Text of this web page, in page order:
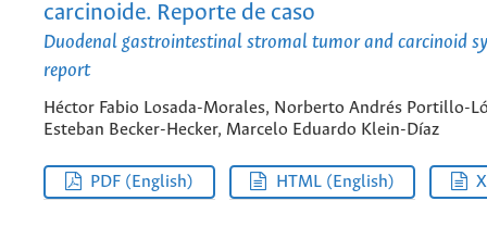
carcinoide. Reporte de caso
Duodenal gastrointestinal stromal tumor and carcinoid
report
Héctor Fabio Losada-Morales, Norberto Andrés Portillo-
Esteban Becker-Hecker, Marcelo Eduardo Klein-Díaz
PDF (English) HTML (English)